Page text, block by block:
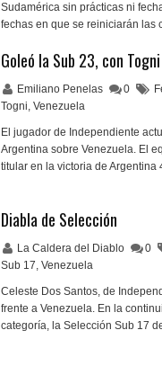
Sudamérica sin prácticas ni
fechas en que se reiniciarán
Goleó la Sub 23, con
Emiliano Penelas 0
Togni, Venezuela
El jugador de Independiente
Argentina sobre Venezuela. El
titular en la victoria de
Diabla de Selección
La Caldera del Diablo 0
Sub 17, Venezuela
Celeste Dos Santos, de
frente a Venezuela. En la
categoría, la Selección Sub 17